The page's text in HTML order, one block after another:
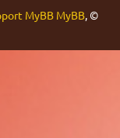
MyBB MyBB, ©